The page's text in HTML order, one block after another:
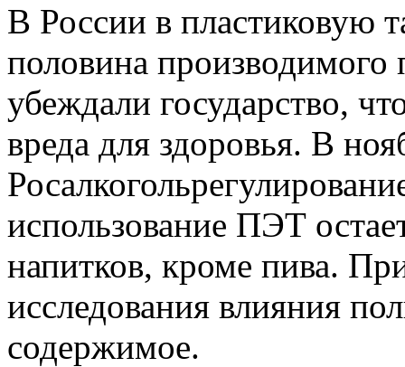
В России в пластиковую
половина производимого
убеждали государство,
вреда для здоровья. В
использование ПЭТ
напитков, кроме пива.
исследования влияния
содержимое.